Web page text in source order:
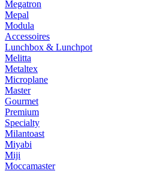
Megatron
Mepal
Modula
Accessoires
Lunchbox & Lunchpot
Melitta
Metaltex
Microplane
Master
Gourmet
Premium
Specialty
Milantoast
Miyabi
Miji
Moccamaster